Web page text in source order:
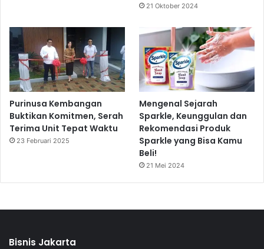
21 Oktober 2024
Purinusa Kembangan
Buktikan Komitmen, Serah
Terima Unit Tepat Waktu
23 Februari 2025
Mengenal Sejarah
Sparkle, Keunggulan dan
Rekomendasi Produk
Sparkle yang Bisa Kamu
Beli!
21 Mei 2024
Bisnis Jakarta